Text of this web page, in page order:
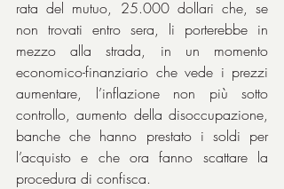
rata del mutuo, 25.000 dollari che, se
non trovati entro sera, li porterebbe in
mezzo alla strada, in un momento
economico-finanziario che vede i prezzi
aumentare, l’inflazione non più sotto
controllo, aumento della disoccupazione,
banche che hanno prestato i soldi per
l’acquisto e che ora fanno scattare la
procedura di confisca.